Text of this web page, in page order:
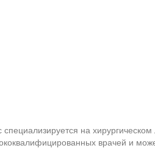
на хирургическом
врачей и